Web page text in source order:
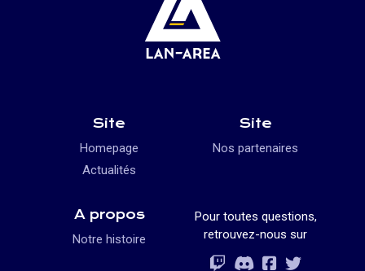
Site
Homepage
Actualités
Site
Nos partenaires
A propos
Notre histoire
Pour toutes questions,
retrouvez-nous sur